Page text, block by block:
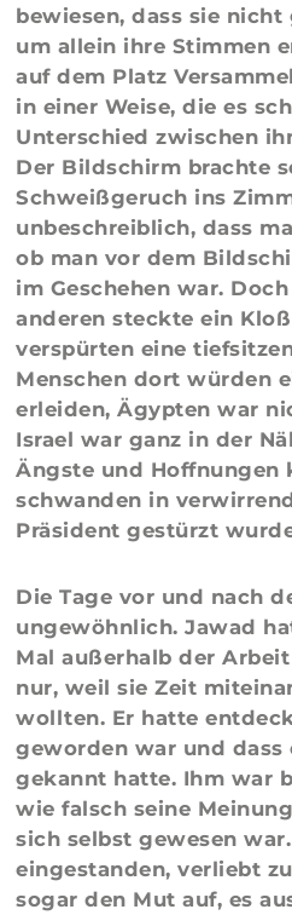
bewiesen, dass sie
um allein ihre Stimmen
auf dem Platz
in einer Weise, die es
Unterschied zwischen
Der Bildschirm brachte
Schweißgeruch ins
unbeschreiblich, dass
ob man vor dem
im Geschehen war.
anderen steckte ein
verspürten eine
Menschen dort würden
erleiden, Ägypten war
Israel war ganz in der
Ängste und Hoffnungen
schwanden in
Präsident gestürzt
Die Tage vor und nach
ungewöhnlich. Jawad
Mal außerhalb der
nur, weil sie Zeit
wollten. Er hatte
geworden war und
gekannt hatte. Ihm war
wie falsch seine
sich selbst gewesen
eingestanden, verliebt
sogar den Mut auf, es